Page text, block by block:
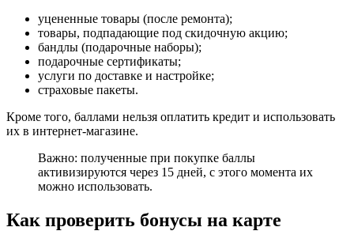
уцененные товары (после ремонта);
товары, подпадающие под скидочную акцию;
бандлы (подарочные наборы);
подарочные сертификаты;
услуги по доставке и настройке;
страховые пакеты.
Кроме того, баллами нельзя оплатить кредит и использовать
их в интернет-магазине.
Важно: полученные при покупке баллы
активизируются через 15 дней, с этого момента их
можно использовать.
Как проверить бонусы на карте